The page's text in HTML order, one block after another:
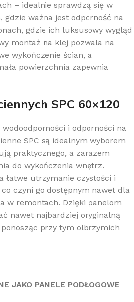
– idealnie sprawdzą się w
gdzie ważna jest odporność na
gdzie ich luksusowy wygląd
montaż na klej pozwala na
wykończenie ścian, a
powierzchnia zapewnia
SPC 60×120
wodoodporności i odporności na
SPC są idealnym wyborem
praktycznego, a zarazem
do wykończenia wnętrz.
łatwe utrzymanie czystości i
czyni go dostępnym nawet dla
w remontach. Dzięki panelom
nawet najbardziej oryginalną
przy tym olbrzymich
JAKO PANELE PODŁOGOWE